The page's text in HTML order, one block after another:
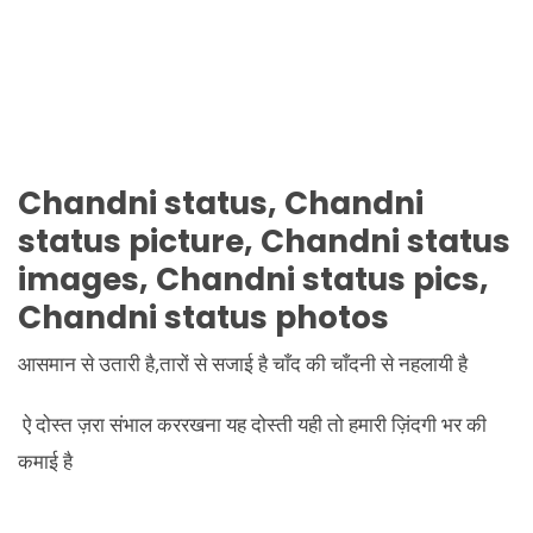
Chandni status, Chandni
status picture, Chandni status
images, Chandni status pics,
Chandni status photos
आसमान से उतारी है,तारों से सजाई है चाँद की चाँदनी से नहलायी है
ऐ दोस्त ज़रा संभाल कररखना यह दोस्ती यही तो हमारी ज़िंदगी भर की
कमाई है